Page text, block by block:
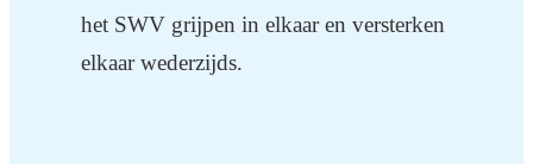
het SWV grijpen in elkaar en versterken
elkaar wederzijds.